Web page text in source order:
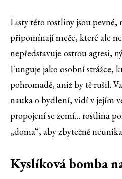
Listy této rostliny jsou
připomínají meče, které ale
nepředstavuje ostrou agresi,
Funguje jako osobní strážce,
pohromadě, aniž by tě rušil.
nauka o bydlení, vidí v jejím
propojení se zemí… rostlina
„doma“, aby zbytečně
Kyslíková bomba